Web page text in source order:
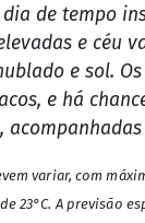
de tempo
e céu
e sol.
e há
variar, com
23°C. A previsão